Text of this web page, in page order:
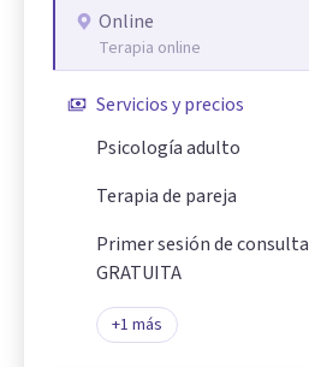
Online
Terapia online
Servicios y precios
Psicología adulto
Terapia de pareja
Primer sesión de consulta
GRATUITA
+1 más